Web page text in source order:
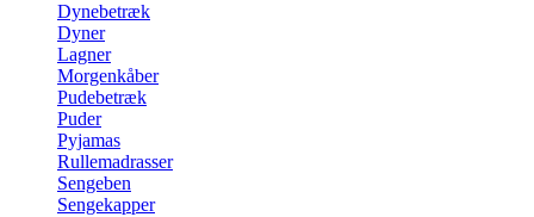
Dynebetræk
Dyner
Lagner
Morgenkåber
Pudebetræk
Puder
Pyjamas
Rullemadrasser
Sengeben
Sengekapper